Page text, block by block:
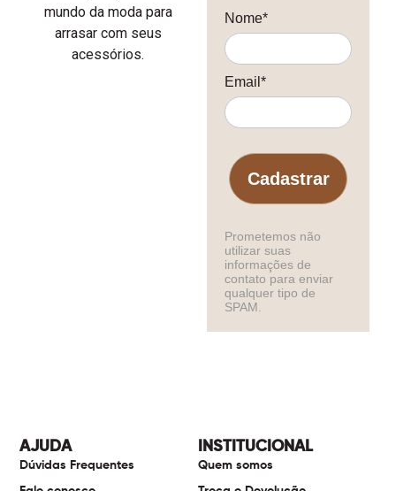
mundo da moda para
arrasar com seus
acessórios.
Nome*
Email*
Cadastrar
Prometemos não
utilizar suas
informações de
contato para enviar
qualquer tipo de
SPAM.
INSTITUCIONAL
Quem somos
AJUDA
Dúvidas Frequentes